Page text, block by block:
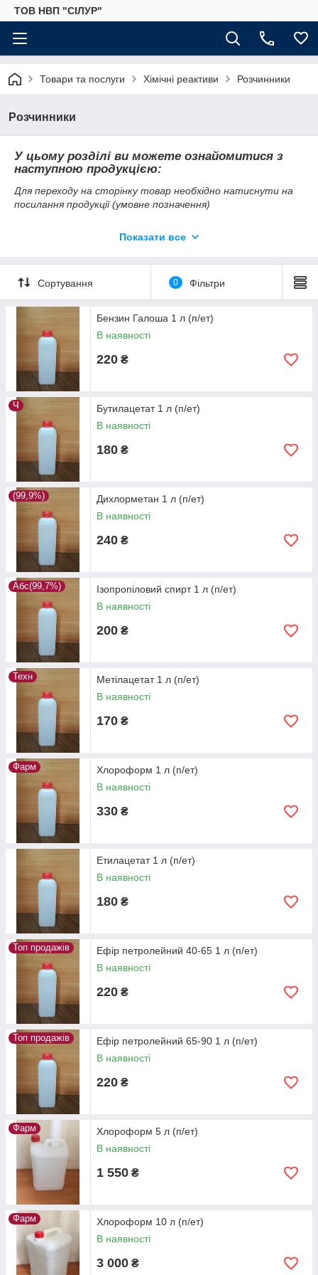
ТОВ НВП "СІЛУР"
Товари та послуги Хімічні реактиви Розчинники
Розчинники
У цьому розділі ви можете ознайомитися з
наступною продукцією:
Для переходу на сторінку товар необхідно натиснути на
посилання продукції (умовне позначення)
Бензин Галоша (нефрас С2 80/120)
Діхлорметан (метилент хлористий)
Ізопропанол (ізопропіловий спирт)
Ксилол
Метілацетт (метиловий ефір оцтової
кислоти)
Хлороформ (трихлорметан, метилтрихлорид)
Етиловий ефір оцтової кислоти
Етанол
Ефір петролейний 40-65 (легка фракція)
Ефір петролейний 65-90 (важка фракція)
Показати все
Сортування 0 Фільтри
Бензин Галоша 1 л (п/ет)
В наявності
220 ₴
Ч
Бутилацетат 1 л (п/ет)
В наявності
180 ₴
(99,9%)
Дихлорметан 1 л (п/ет)
В наявності
240 ₴
Абс(99,7%)
Ізопропіловий спирт 1 л (п/ет)
В наявності
200 ₴
Техн
Метілацетат 1 л (п/ет)
В наявності
170 ₴
Фарм
Хлороформ 1 л (п/ет)
В наявності
330 ₴
Етилацетат 1 л (п/ет)
В наявності
180 ₴
Топ продажів
Ефір петролейний 40-65 1 л (п/ет)
В наявності
220 ₴
Топ продажів
Ефір петролейний 65-90 1 л (п/ет)
В наявності
220 ₴
Фарм
Хлороформ 5 л (п/ет)
В наявності
1 550 ₴
Фарм
Хлороформ 10 л (п/ет)
В наявності
3 000 ₴